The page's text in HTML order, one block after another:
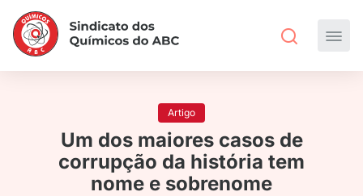
Artigo
Um dos maiores casos de
corrupção da história tem
nome e sobrenome